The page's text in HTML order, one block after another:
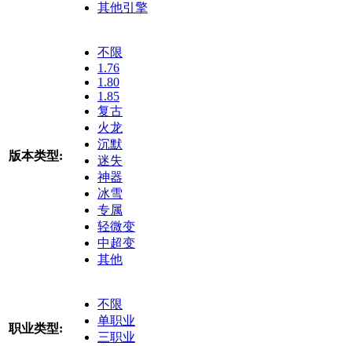
其他引擎
版本类型:
不限
1.76
1.80
1.85
复古
火龙
沉默
迷失
神器
冰雪
专属
轻微变
中超变
其他
职业类型:
不限
单职业
三职业